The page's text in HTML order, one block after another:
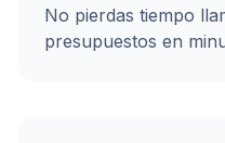
No pierdas tiempo
presupuestos en